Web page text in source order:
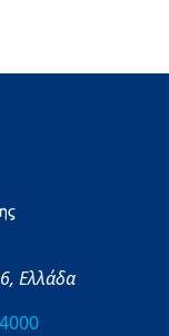
Ελλάδα